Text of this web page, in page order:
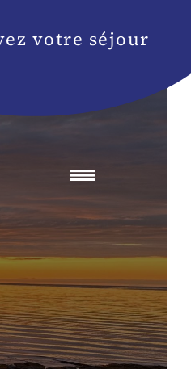
votre séjour